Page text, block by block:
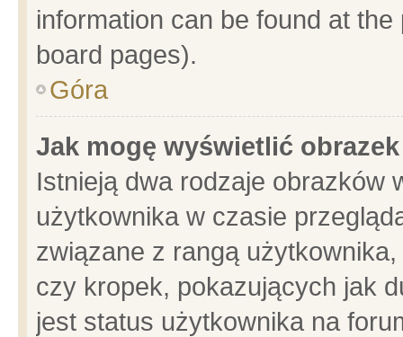
information can be found at
board pages).
Góra
Jak mogę wyświetlić
Istnieją dwa rodzaje obrazków
użytkownika w czasie
związane z rangą
czy kropek, pokazujących jak
jest status użytkownika na